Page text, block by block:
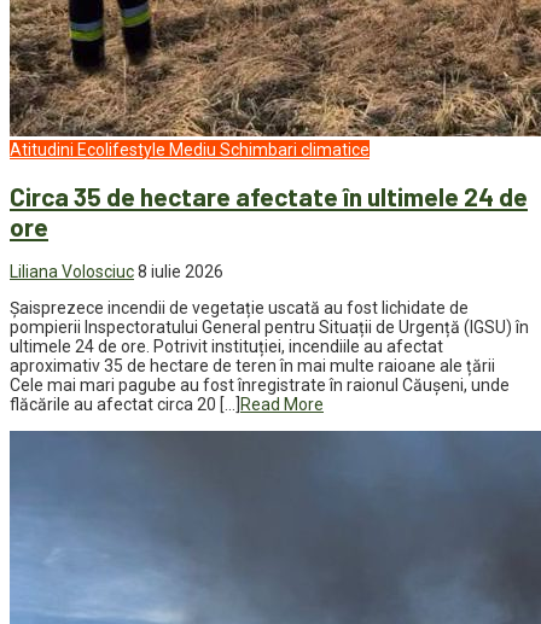
Atitudini Ecolifestyle Mediu Schimbari climatice
Circa 35 de hectare afectate în ultimele 24 de
ore
Liliana Volosciuc8 iulie 2026
Șaisprezece incendii de vegetație uscată au fost lichidate de
pompierii Inspectoratului General pentru Situații de Urgență (IGSU) în
ultimele 24 de ore. Potrivit instituției, incendiile au afectat
aproximativ 35 de hectare de teren în mai multe raioane ale țării
Cele mai mari pagube au fost înregistrate în raionul Căușeni, unde
flăcările au afectat circa 20 […]
Read More